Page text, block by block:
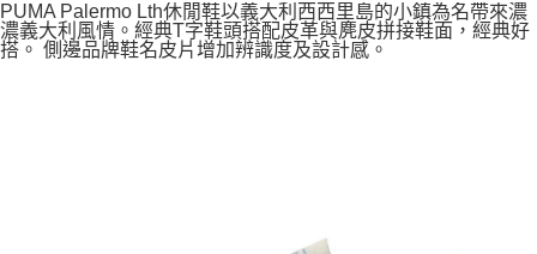
PUMA Palermo Lth休閒鞋以義大利西西里島的小鎮為名帶來濃
濃義大利風情。經典T字鞋頭搭配皮革與麂皮拼接鞋面，經典好
搭。 側邊品牌鞋名皮片增加辨識度及設計感。